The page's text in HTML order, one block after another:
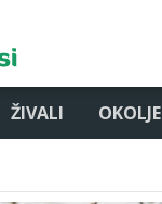
ŽIVALI OKOLJE